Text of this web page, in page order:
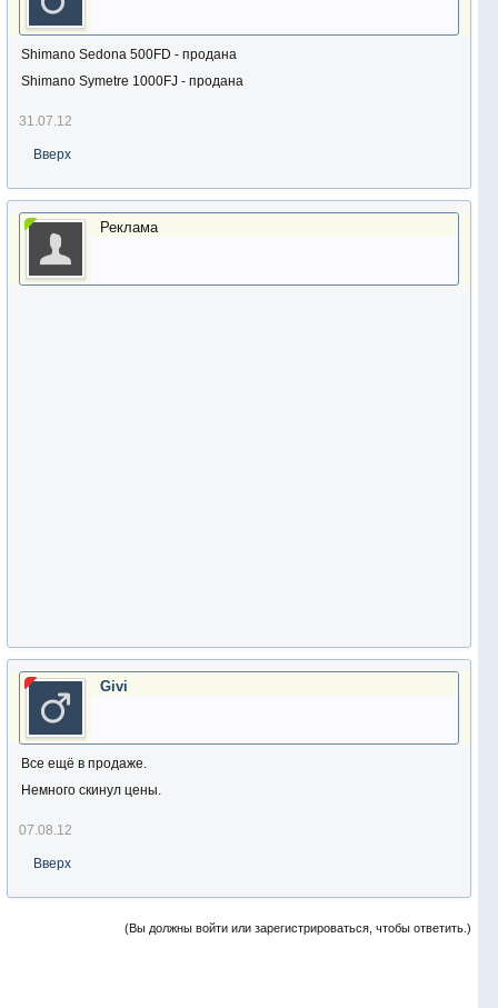
Shimano Sedona 500FD - продана
Shimano Symetre 1000FJ - продана
31.07.12
Вверх
Реклама
Givi
Все ещё в продаже.
Немного скинул цены.
07.08.12
Вверх
(Вы должны войти или зарегистрироваться, чтобы ответить.)